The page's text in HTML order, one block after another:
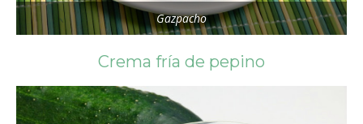
Gazpacho
Crema fría de pepino